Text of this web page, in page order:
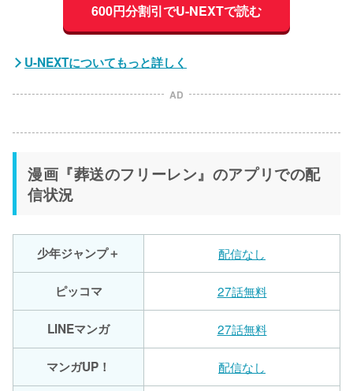
600円分割引でU-NEXTで読む
U-NEXTについてもっと詳しく
AD
漫画『葬送のフリーレン』のアプリでの配
信状況
少年ジャンプ＋ 配信なし
ピッコマ 27話無料
LINEマンガ 27話無料
マンガUP！ 配信なし